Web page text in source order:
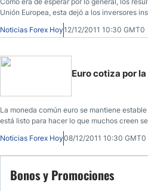
Unión Europea, esta dejó a los inversores
consecuencia, cayó en los mercados
Noticias Forex Hoy12/12/2011 10:30 GMT0
Euro cotiza por
La moneda común euro se mantiene
está listo para hacer lo que muchos creen
interés consecutivo más adelante en el día.
Noticias Forex Hoy08/12/2011 10:30 GMT0
Bonos y Promociones